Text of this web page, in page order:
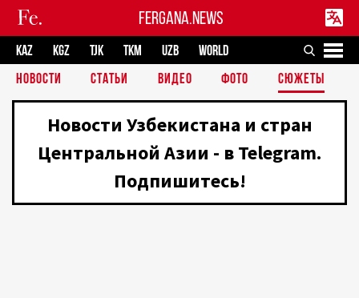
FERGANA.NEWS
KAZ KGZ TJK TKM UZB
WORLD
НОВОСТИ
СТАТЬИ ВИДЕО ФОТО СЮЖЕТЫ
Новости Узбекистана и стран
Центральной Азии - в Telegram.
Подпишитесь!